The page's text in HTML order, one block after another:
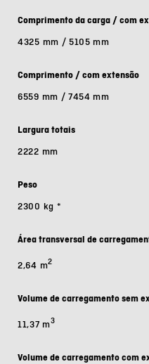
Comprimento da carga / com
4325 mm / 5105 mm
Comprimento / com extensão
6559 mm / 7454 mm
Largura totais
2222 mm
Peso
2300 kg *
Área transversal de
2,64 m2
Volume de carregamento sem
11,37 m3
Volume de carregamento com